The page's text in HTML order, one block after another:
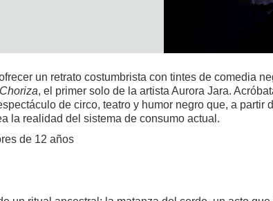
un retrato costumbrista con tintes de comedia
Choriza, el primer solo de la artista Aurora Jara.
de circo, teatro y humor negro que, a partir
la realidad del sistema de consumo actual.
de 12 años